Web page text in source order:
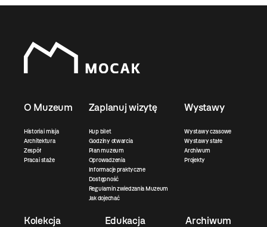
O Muzeum
Historia i misja
Architektura
Zespół
Praca i staże
Zaplanuj wizytę
Kup bilet
Godziny otwarcia
Plan muzeum
Oprowadzenia
Informacje praktyczne
Dostępność
Regulamin zwiedzania Muzeum
Jak dojechać
Wystawy
Wystawy czasowe
Wystawy stałe
Archiwum
Projekty
Kolekcja Edukacja Archiwum